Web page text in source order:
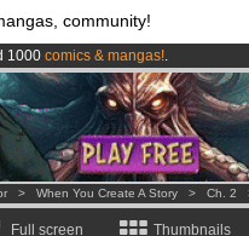
community!
1000 comics & mangas!.
eurosper month !Get membership
!.
> When You Create A Story > Ch. 2
Full screen Thumbnails